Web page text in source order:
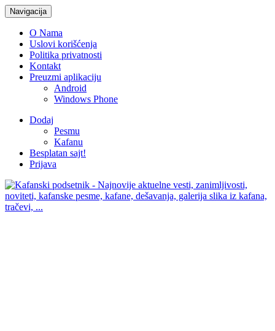
Navigacija
O Nama
Uslovi korišćenja
Politika privatnosti
Kontakt
Preuzmi aplikaciju
Android
Windows Phone
Dodaj
Pesmu
Kafanu
Besplatan sajt!
Prijava